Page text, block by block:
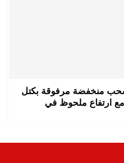
منخفضة مرفوقة بكتل
مع ارتفاع ملحوظ في